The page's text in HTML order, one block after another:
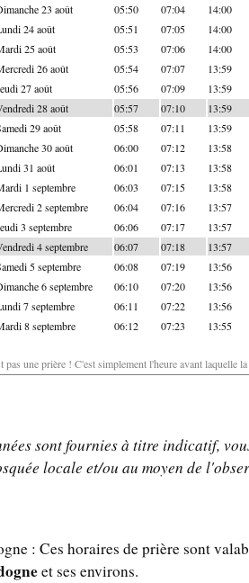
23 août 05:50 07:04 14:00
24 août 05:51 07:05 14:00
25 août 05:53 07:06 14:00
26 août 05:54 07:07 13:59
27 août 05:56 07:09 13:59
28 août 05:57 07:10 13:59
29 août 05:58 07:11 13:59
30 août 06:00 07:12 13:58
31 août 06:01 07:13 13:58
1 septembre 06:03 07:15 13:58
2 septembre 06:04 07:16 13:57
3 septembre 06:06 07:17 13:57
4 septembre 06:07 07:18 13:57
5 septembre 06:08 07:19 13:56
6 septembre 06:10 07:20 13:56
7 septembre 06:11 07:22 13:56
8 septembre 06:12 07:23 13:55
une prière ! C'est simplement l'heure avant laquelle
sont fournies à titre indicatif,
locale et/ou au moyen de
: Ces horaires de prière sont
et ses environs.